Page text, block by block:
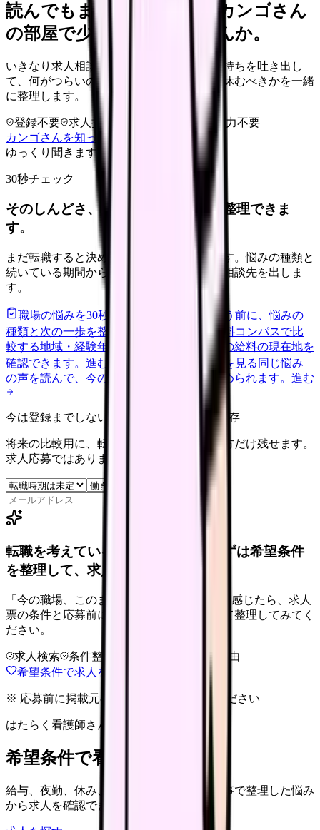
読んでもまだ苦しいなら、カンゴさん
の部屋で少し話してみませんか。
いきなり求人相談には進みません。今の気持ちを吐き出し
て、何がつらいのか、辞めるべきか、少し休むべきかを一緒
に整理します。
登録不要 求人押し売りなし
病院名は入力不要
カンゴさんを知ってから相談する
ゆっくり聞きます
30秒チェック
そのしんどさ、転職すべきサインか整理できま
す。
まだ転職すると決めていなくても大丈夫です。悩みの種類と
続いている期間から、次に見るべき記事と相談先を出しま
す。
職場の悩みを30秒で診断
辞めるべきか迷う前に、悩みの
種類と次の一歩を整理します。
給料コンパスで比
較する地域・経験年数・施設形態から、今の給料の現在地を
確認できます。 進む 匿名掲示板で本音を見る 同じ悩み
の声を読んで、今の職場だけの問題か確かめられます。 進む
今は登録までしない人向け: 希望条件だけ保存
将来の比較用に、転職時期と気になる働き方だけ残せます。
求人応募ではありません。
転職を考えている看護師さんへ。まずは希望条件
を整理して、求人を見比べられます。
「今の職場、このままでいいのかな...」そう感じたら、求人
票の条件と応募前に確認したい不安を分けて整理してみてく
ださい。
求人検索 条件整理
退会自由
希望条件で求人を探す
※ 応募前に掲載元の最新情報を確認してください
はたらく看護師さん 求人
希望条件で看護師求人を探す
給与、夜勤、休み、ブランクなど、この記事で整理した悩み
から求人を確認できます。